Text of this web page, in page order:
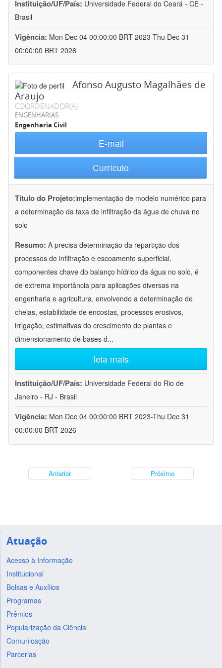
Instituição/UF/País: Universidade Federal do Ceará - CE -
Brasil
Vigência: Mon Dec 04 00:00:00 BRT 2023-Thu Dec 31
00:00:00 BRT 2026
Afonso Augusto Magalhães de
Araujo
COORDENADOR(A)
ENGENHARIAS
Engenharia Civil
E-mail
Currículo
Título do Projeto:implementação de modelo numérico para
a determinação da taxa de infiltração da água de chuva no
solo
Resumo: A precisa determinação da repartição dos
processos de infiltração e escoamento superficial,
componentes chave do balanço hídrico da água no solo, é
de extrema importância para aplicações diversas na
engenharia e agricultura, envolvendo a determinação de
cheias, estabilidade de encostas, processos erosivos,
irrigação, estimativas do crescimento de plantas e
dimensionamento de bases d...
leia mais
Instituição/UF/País: Universidade Federal do Rio de
Janeiro - RJ - Brasil
Vigência: Mon Dec 04 00:00:00 BRT 2023-Thu Dec 31
00:00:00 BRT 2026
Anterior Próximo
Atuação
Acesso à Informação
Institucional
Bolsas e Auxílios
Programas
Prêmios
Popularização da Ciência
Comunicação
Parcerias